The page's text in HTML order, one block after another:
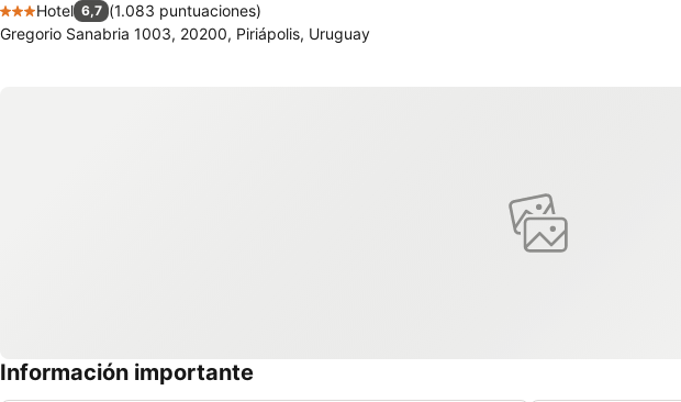
3 Estrellas
Hotel 6,7 (1.083 puntuaciones)
Gregorio Sanabria 1003, 20200, Piriápolis, Uruguay
Información importante